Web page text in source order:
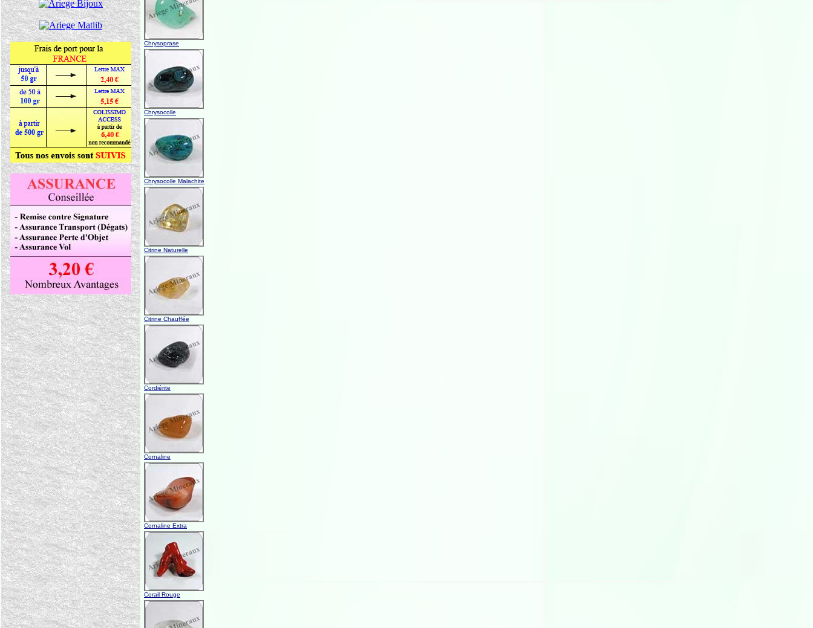
Chrysoprase
Chrysocolle
Chrysocolle Malachite
Citrine Naturelle
Citrine Chauffée
Cordiérite
Cornaline
Cornaline Extra
Corail Rouge